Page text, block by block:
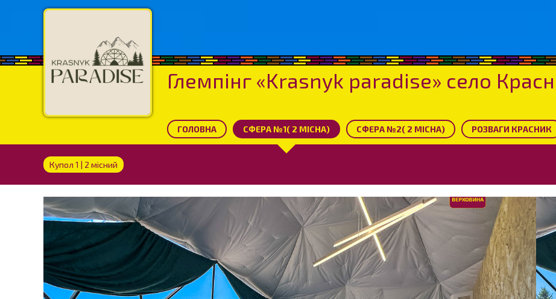
Глемпінг «Krasnyk paradise» село
ГОЛОВНА CФЕРА №1( 2 МІСНА) CФЕРА №2( 2 МІСНА) РОЗВАГИ КРАСНИК
Купол 1 | 2 місний